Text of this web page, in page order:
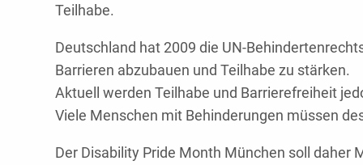
Teilhabe.
Deutschland hat 2009 die UN-
Barrieren abzubauen und Teilhabe zu stärken.
Aktuell werden Teilhabe und Barrierefreiheit
Viele Menschen mit Behinderungen müssen
Der Disability Pride Month München soll